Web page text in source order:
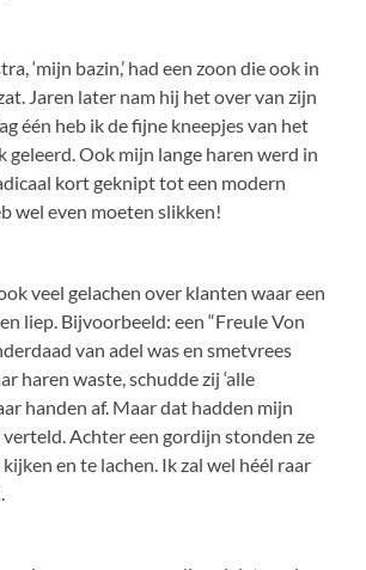
‘mijn bazin,’ had een zoon die ook in
Jaren later nam hij het over van zijn
één heb ik de fijne kneepjes van het
geleerd. Ook mijn lange haren werd in
kort geknipt tot een modern
wel even moeten slikken!
veel gelachen over klanten waar een
liep. Bijvoorbeeld: een “Freule Von
van adel was en smetvrees
haren waste, schudde zij ‘alle
handen af. Maar dat hadden mijn
verteld. Achter een gordijn stonden ze
en te lachen. Ik zal wel héél raar